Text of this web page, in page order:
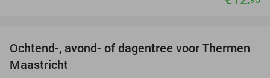
25%
Ochtend-, avond- of dagentree voor Thermen
Maastricht